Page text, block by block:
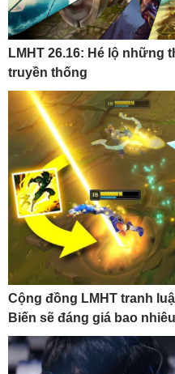
LMHT 26.16: Hé lộ những
truyền thống
Cộng đồng LMHT tranh
Biến sẽ đáng giá bao